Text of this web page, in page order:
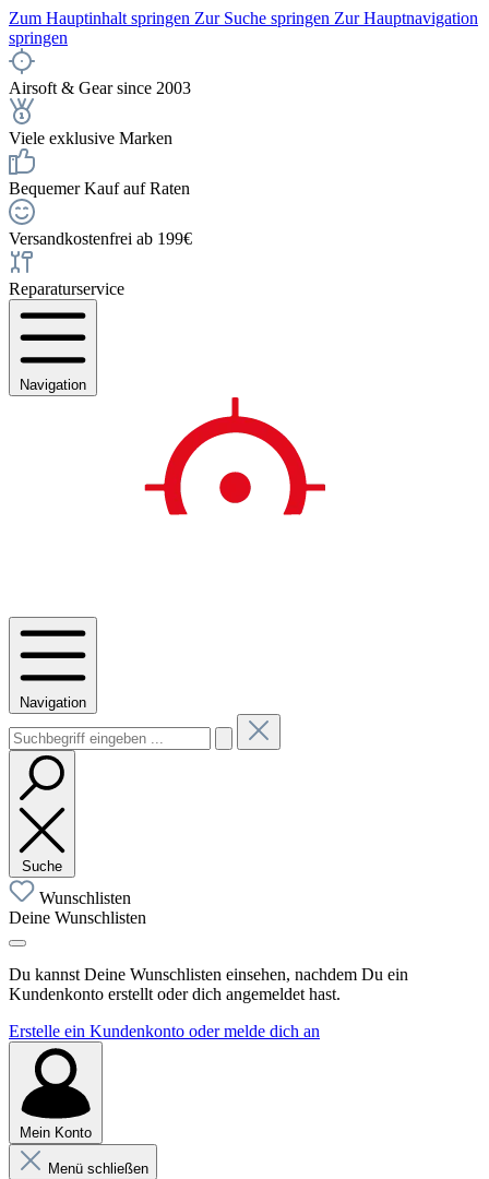
Zum Hauptinhalt springen Zur Suche springen Zur Hauptnavigation
springen
Airsoft & Gear since 2003
Viele exklusive Marken
Bequemer Kauf auf Raten
Versandkostenfrei ab 199€
Reparaturservice
Navigation
Navigation
Suche
Wunschlisten
Deine Wunschlisten
Du kannst Deine Wunschlisten einsehen, nachdem Du ein
Kundenkonto erstellt oder dich angemeldet hast.
Erstelle ein Kundenkonto oder melde dich an
Mein Konto
Menü schließen